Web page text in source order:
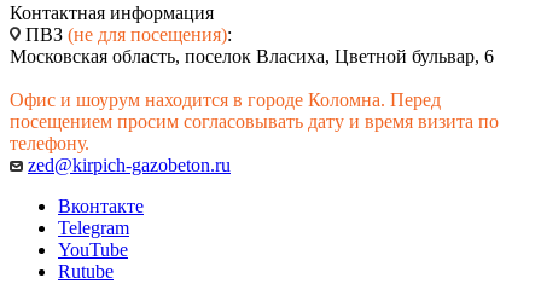
Контактная информация
ПВЗ (не для посещения):
Московская область, поселок Власиха, Цветной бульвар, 6
Офис и шоурум находится в городе Коломна. Перед
посещением просим согласовывать дату и время визита по
телефону.
zed@kirpich-gazobeton.ru
Вконтакте
Telegram
YouTube
Rutube